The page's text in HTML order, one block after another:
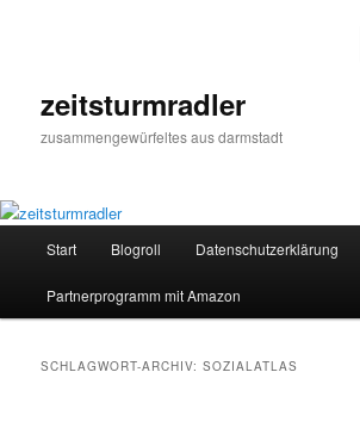
zeitsturmradler
zusammengewürfeltes aus darmstadt
Start Blogroll Datenschutzerklärung
Partnerprogramm mit Amazon
SCHLAGWORT-ARCHIV:SOZIALATLAS